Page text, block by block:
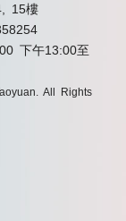
15樓
下午13:00至
All Rights